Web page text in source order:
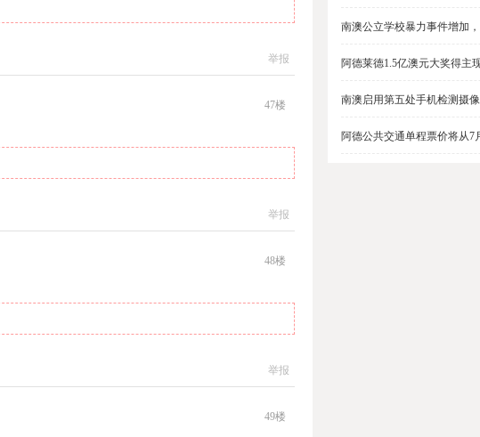
举报
47楼
举报
48楼
举报
49楼
南澳公立学校暴力事件增加
阿德莱德1.5亿澳元大奖得主
南澳启用第五处手机检测摄像
阿德公共交通单程票价将从7